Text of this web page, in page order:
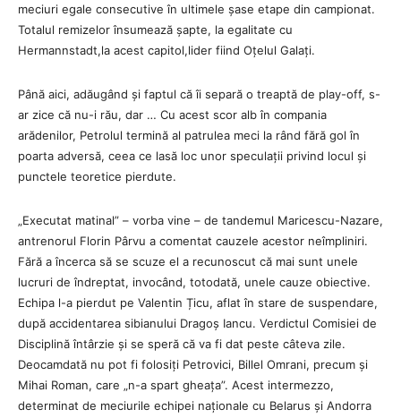
meciuri egale consecutive în ultimele șase etape din campionat.
Totalul remizelor însumează șapte, la egalitate cu
Hermannstadt,la acest capitol,lider fiind Oțelul Galați.
Până aici, adăugând și faptul că îi separă o treaptă de play-off, s-
ar zice că nu-i rău, dar … Cu acest scor alb în compania
arădenilor, Petrolul termină al patrulea meci la rând fără gol în
poarta adversă, ceea ce lasă loc unor speculații privind locul și
punctele teoretice pierdute.
„Executat matinal” – vorba vine – de tandemul Maricescu-Nazare,
antrenorul Florin Pârvu a comentat cauzele acestor neîmpliniri.
Fără a încerca să se scuze el a recunoscut că mai sunt unele
lucruri de îndreptat, invocând, totodată, unele cauze obiective.
Echipa l-a pierdut pe Valentin Țicu, aflat în stare de suspendare,
după accidentarea sibianului Dragoș Iancu. Verdictul Comisiei de
Disciplină întârzie și se speră că va fi dat peste câteva zile.
Deocamdată nu pot fi folosiți Petrovici, Billel Omrani, precum și
Mihai Roman, care „n-a spart gheața”. Acest intermezzo,
determinat de meciurile echipei naționale cu Belarus și Andorra